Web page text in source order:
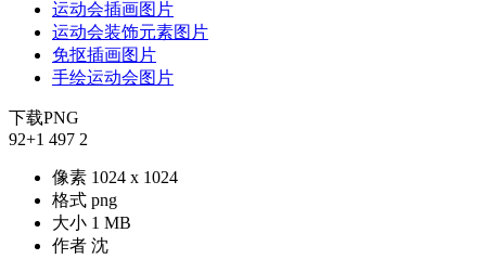
运动会插画图片
运动会装饰元素图片
免抠插画图片
手绘运动会图片
下载PNG
92+1 497 2
像素 1024 x 1024
格式 png
大小 1 MB
作者 沈